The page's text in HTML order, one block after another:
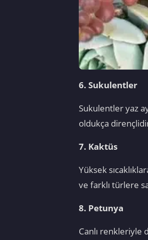
6. Sukulentler
Sukulentler yaz
oldukça
7. Kaktüs
Yüksek
ve farklı türlere
8. Petunya
Canlı renkleriyle